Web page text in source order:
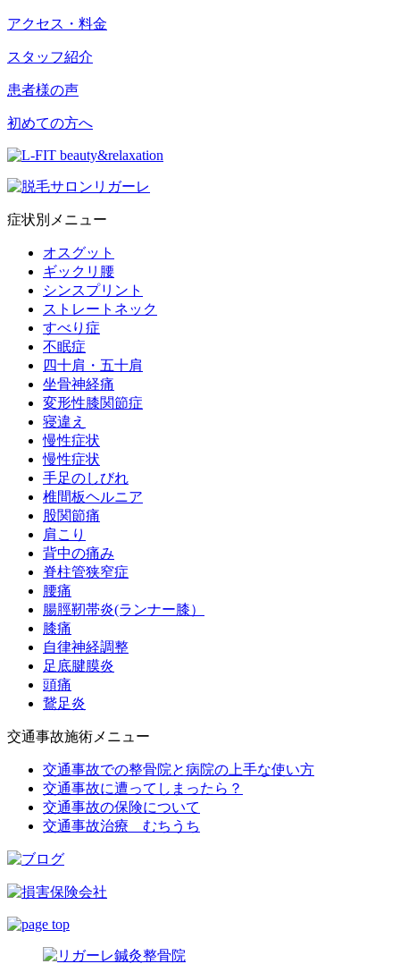
アクセス・料金
スタッフ紹介
患者様の声
初めての方へ
症状別メニュー
オスグット
ギックリ腰
シンスプリント
ストレートネック
すべり症
不眠症
四十肩・五十肩
坐骨神経痛
変形性膝関節症
寝違え
慢性症状
慢性症状
手足のしびれ
椎間板ヘルニア
股関節痛
肩こり
背中の痛み
脊柱管狭窄症
腰痛
腸脛靭帯炎(ランナー膝）
膝痛
自律神経調整
足底腱膜炎
頭痛
鵞足炎
交通事故施術メニュー
交通事故での整骨院と病院の上手な使い方
交通事故に遭ってしまったら？
交通事故の保険について
交通事故治療 むちうち